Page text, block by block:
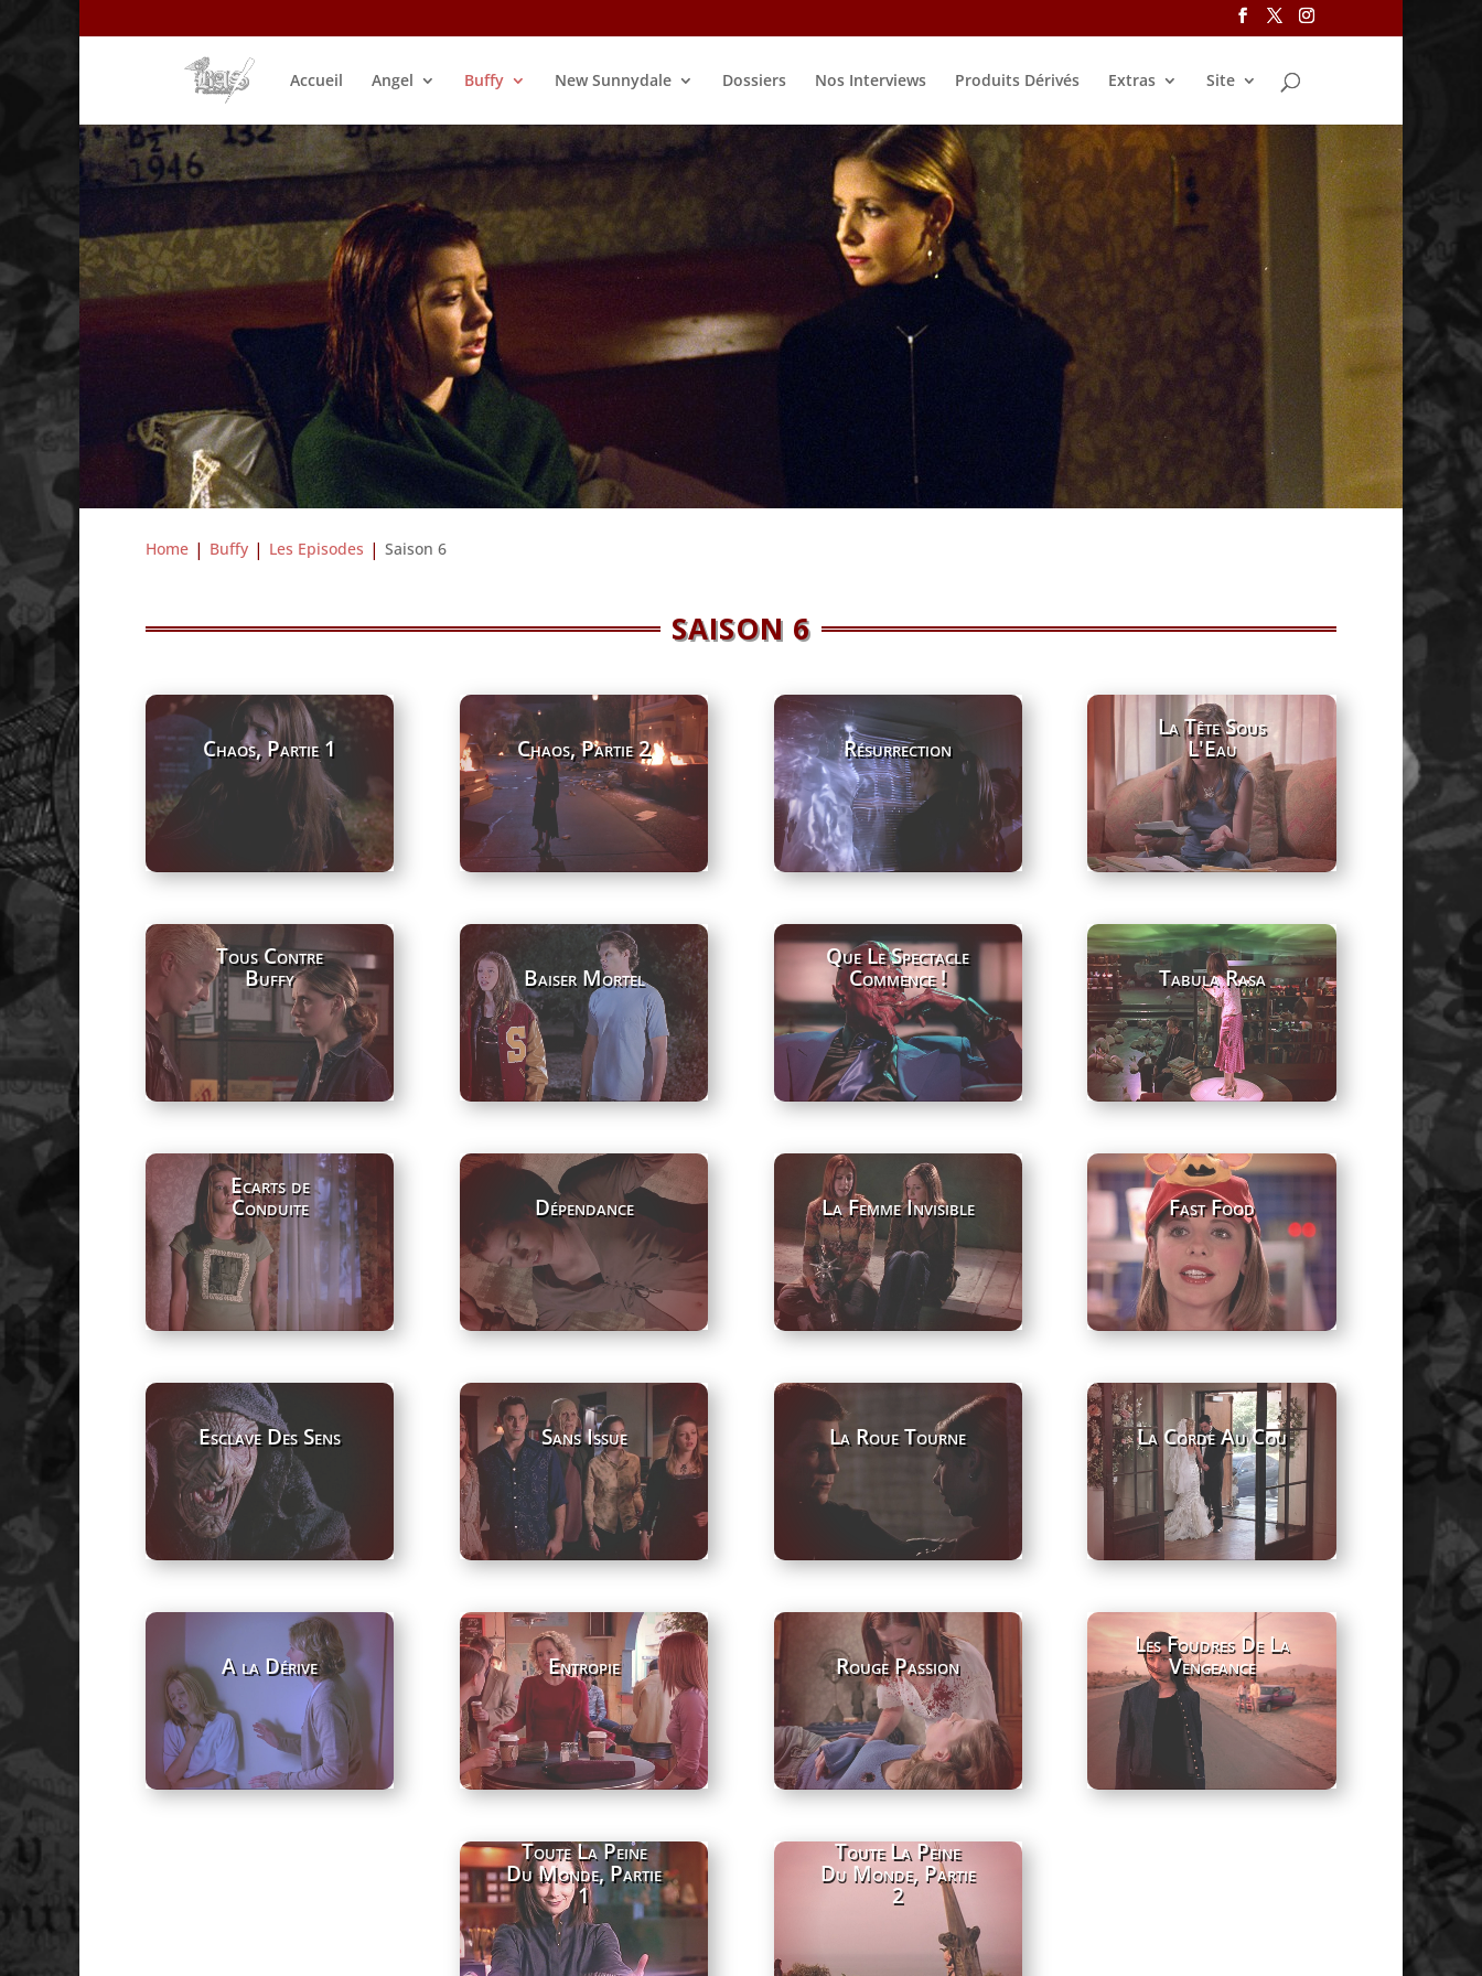
Accueil Angel Buffy New Sunnydale Dossiers Nos Interviews Produits Dérivés Extras Site
Home Buffy Les Episodes Saison 6
SAISON 6
Chaos, Partie 1 Chaos, Partie 2 Résurrection
La Tête Sous
L'Eau
Tous Contre
Buffy Baiser Mortel
Que Le Spectacle
Commence ! Tabula Rasa
Ecarts de
Conduite Dépendance La Femme Invisible Fast Food
Esclave Des Sens Sans Issue La Roue Tourne La Corde Au Cou
A la Dérive Entropie Rouge Passion
Les Foudres De La
Vengeance
Toute La Peine
Du Monde, Partie
1
Toute La Peine
Du Monde, Partie
2